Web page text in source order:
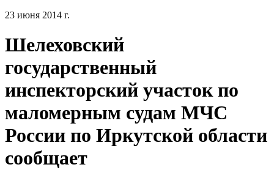
23 июня 2014 г.
Шелеховский
государственный
инспекторский участок по
маломерным судам МЧС
России по Иркутской области
сообщает